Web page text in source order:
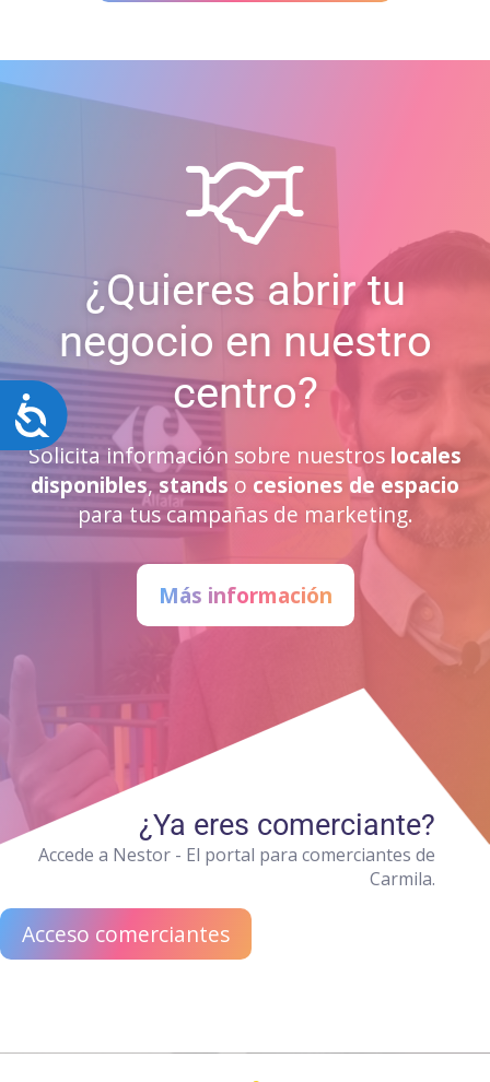
Accesibilidad
¿Quieres abrir tu
negocio en nuestro
centro?
Solicita información sobre nuestros locales
disponibles, stands o cesiones de espacio
para tus campañas de marketing.
Más información
¿Ya eres comerciante?
Accede a Nestor - El portal para comerciantes de
Carmila.
Acceso comerciantes